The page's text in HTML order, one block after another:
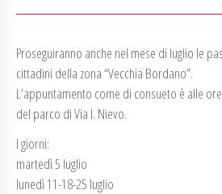
Proseguiranno anche nel mese di luglio le
cittadini della zona “Vecchia Bordano”.
L’appuntamento come di consueto è alle
del parco di Via I. Nievo.
I giorni:
martedì 5 luglio
lunedì 11-18-25 luglio